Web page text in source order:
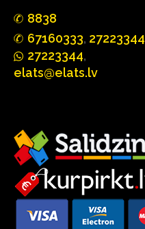
8838
67160333, 27223344
27223344,
elats@elats.lv